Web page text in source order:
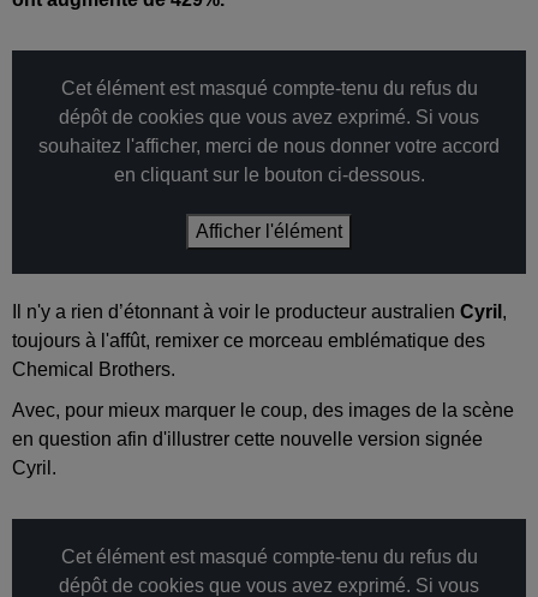
Cet élément est masqué compte-tenu du refus du
dépôt de cookies que vous avez exprimé. Si vous
souhaitez l'afficher, merci de nous donner votre accord
en cliquant sur le bouton ci-dessous.
Afficher l'élément
Il n'y a rien d’étonnant à voir le producteur australien Cyril ,
toujours à l'affût, remixer ce morceau emblématique des
Chemical Brothers.
Avec, pour mieux marquer le coup, des images de la scène
en question afin d'illustrer cette nouvelle version signée
Cyril.
Cet élément est masqué compte-tenu du refus du
dépôt de cookies que vous avez exprimé. Si vous